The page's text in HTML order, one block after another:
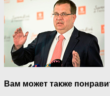
Вам может также